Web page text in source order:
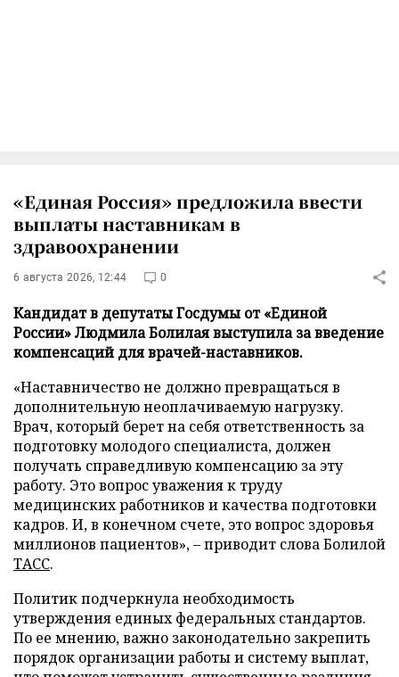
«Единая Россия» предложила ввести
выплаты наставникам в
здравоохранении
6 августа 2026, 12:44 0
Кандидат в депутаты Госдумы от «Единой
России» Людмила Болилая выступила за введение
компенсаций для врачей-наставников.
«Наставничество не должно превращаться в
дополнительную неоплачиваемую нагрузку.
Врач, который берет на себя ответственность за
подготовку молодого специалиста, должен
получать справедливую компенсацию за эту
работу. Это вопрос уважения к труду
медицинских работников и качества подготовки
кадров. И, в конечном счете, это вопрос здоровья
миллионов пациентов», – приводит слова Болилой
ТАСС.
Политик подчеркнула необходимость
утверждения единых федеральных стандартов.
По ее мнению, важно законодательно закрепить
порядок организации работы и систему выплат,